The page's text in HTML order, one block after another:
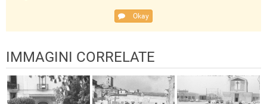
Okay
IMMAGINI CORRELATE